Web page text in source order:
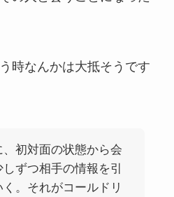
時なんかは大抵そうです
、初対面の状態から会
ずつ相手の情報を引
く。それがコールドリ